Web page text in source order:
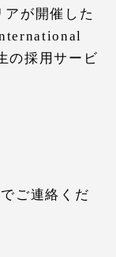
が開催した
の採用サービ
ご連絡くだ